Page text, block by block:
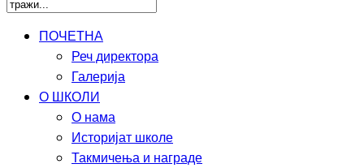
ПОЧЕТНА
Реч директора
Галерија
О ШКОЛИ
О нама
Историјат школе
Такмичења и награде